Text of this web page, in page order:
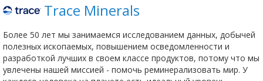
Trace Minerals
Более 50 лет мы занимаемся исследованием данных, добычей
полезных ископаемых, повышением осведомленности и
разработкой лучших в своем классе продуктов, потому что мы
увлечены нашей миссией - помочь реминерализовать мир. У